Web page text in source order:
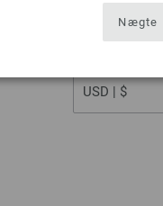
Nægte